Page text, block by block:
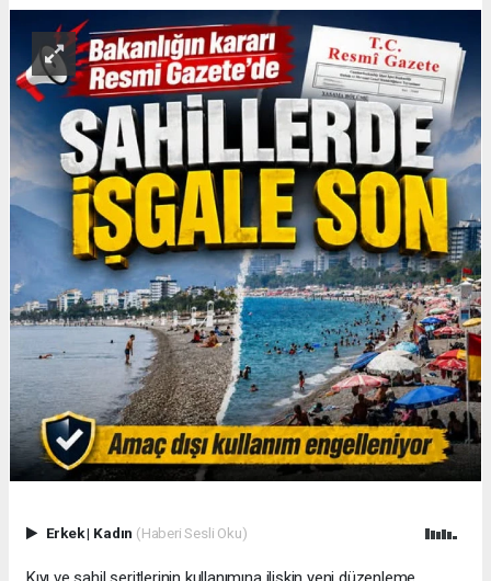
Erkek| Kadın (Haberi Sesli Oku)